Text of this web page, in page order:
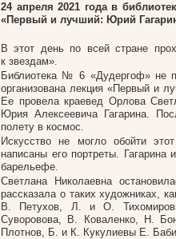
24 апреля 2021 года в
«Первый и лучший: Юрий
В этот день по всей стране
к звездам».
Библиотека № 6 «Дудергоф» не
организована лекция «Первый и
Ее провела краевед Орлова
Юрия Алексеевича Гагарина.
полету в космос.
Искусство не могло обойти
написаны его портреты. Гагарина
барельефе.
Светлана Николаевна
рассказала о таких
В. Петухов, Л. и О.
Суворовова, В. Коваленко, Н.
Плотнов, Б. и К. Кукулиевы Е.